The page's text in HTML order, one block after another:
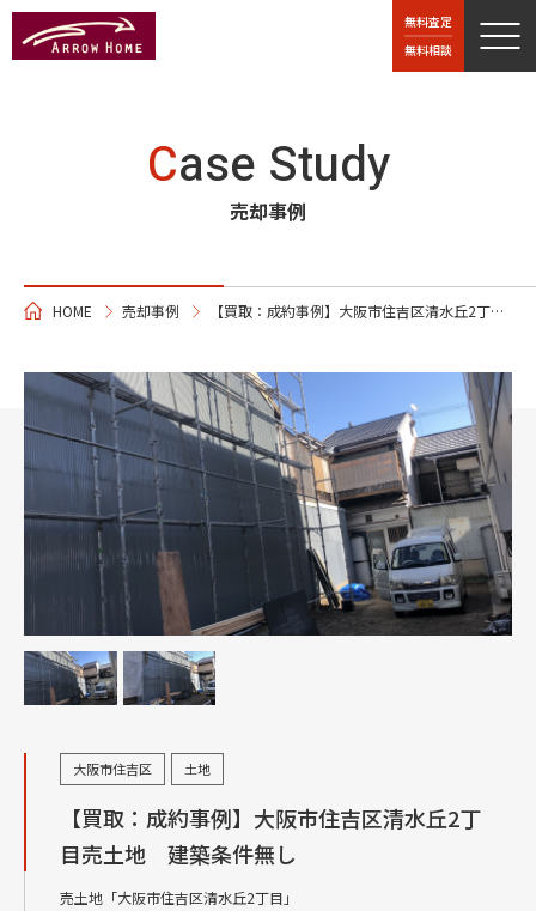
無料査定
無料相談
Case Study
売却事例
HOME 売却事例 【買取：成約事例】大阪市住吉区清水丘2丁目売土地 建築条件無し
大阪市住吉区 土地
【買取：成約事例】大阪市住吉区清水丘2丁
目売土地 建築条件無し
売土地「大阪市住吉区清水丘2丁目」